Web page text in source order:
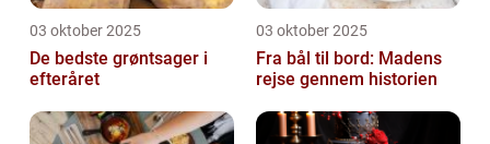
03 oktober 2025
De bedste grøntsager i
efteråret
03 oktober 2025
Fra bål til bord: Madens
rejse gennem historien